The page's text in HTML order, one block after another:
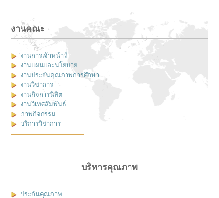
งานคณะ
งานการเจ้าหน้าที่
งานแผนและนโยบาย
งานประกันคุณภาพการศึกษา
งานวิชาการ
งานกิจการนิสิต
งานวิเทศสัมพันธ์
ภาพกิจกรรม
บริการวิชาการ
บริหารคุณภาพ
ประกันคุณภาพ